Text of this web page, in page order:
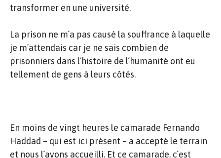
transformer en une université.
La prison ne m´a pas causé la souffrance à laquelle
je m´attendais car je ne sais combien de
prisonniers dans l´histoire de l´humanité ont eu
tellement de gens à leurs côtés.
En moins de vingt heures le camarade Fernando
Haddad – qui est ici présent – a accepté le terrain
et nous l´avons accueilli. Et ce camarade, c´est